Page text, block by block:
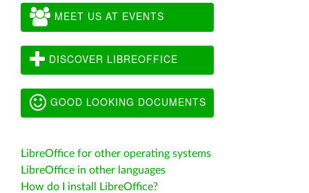
MEET US AT EVENTS
DISCOVER LIBREOFFICE
GOOD LOOKING DOCUMENTS
LibreOffice for other operating systems
LibreOffice in other languages
How do I install LibreOffice?